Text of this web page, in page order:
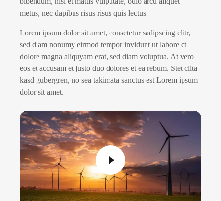
metus, nec dapibus risus risus quis lectus.
Lorem ipsum dolor sit amet, consetetur sadipscing elitr,
sed diam nonumy eirmod tempor invidunt ut labore et
dolore magna aliquyam erat, sed diam voluptua. At vero
eos et accusam et justo duo dolores et ea rebum. Stet clita
kasd gubergren, no sea takimata sanctus est Lorem ipsum
dolor sit amet.